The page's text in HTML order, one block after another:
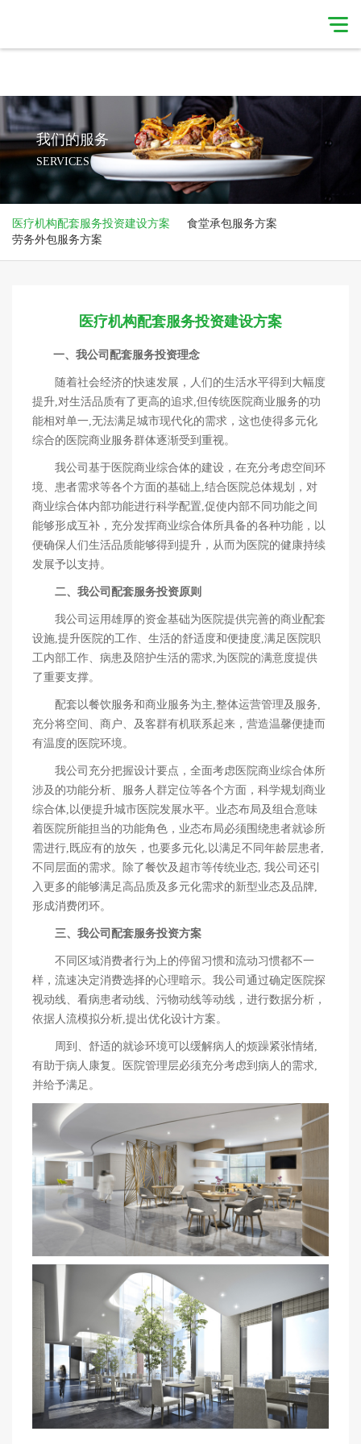
星空体育·（中国）官方网站
官方网站-
XINGKONG
SPORTS
集团简介
我们的服务 我们的优势
新闻简讯 合作伙伴
我们的服务
SERVICES
医疗机构配套服务投资建设方案
食堂承包服务方案
劳务外包服务方案
医疗机构配套服务投资建设方案
一、我公司配套服务投资理念
随着社会经济的快速发展，人们的生活水平得到大幅度
提升,对生活品质有了更高的追求,但传统医院商业服务的功
能相对单一,无法满足城市现代化的需求，这也使得多元化
综合的医院商业服务群体逐渐受到重视。
我公司基于医院商业综合体的建设，在充分考虑空间环
境、患者需求等各个方面的基础上,结合医院总体规划，对
商业综合体内部功能进行科学配置,促使内部不同功能之间
能够形成互补，充分发挥商业综合体所具备的各种功能，以
便确保人们生活品质能够得到提升，从而为医院的健康持续
发展予以支持。
二、我公司配套服务投资原则
我公司运用雄厚的资金基础为医院提供完善的商业配套
设施,提升医院的工作、生活的舒适度和便捷度,满足医院职
工内部工作、病患及陪护生活的需求,为医院的满意度提供
了重要支撑。
配套以餐饮服务和商业服务为主,整体运营管理及服务,
充分将空间、商户、及客群有机联系起来，营造温馨便捷而
有温度的医院环境。
我公司充分把握设计要点，全面考虑医院商业综合体所
涉及的功能分析、服务人群定位等各个方面，科学规划商业
综合体,以便提升城市医院发展水平。业态布局及组合意味
着医院所能担当的功能角色，业态布局必须围绕患者就诊所
需进行,既应有的放矢，也要多元化,以满足不同年龄层患者,
不同层面的需求。除了餐饮及超市等传统业态, 我公司还引
入更多的能够满足高品质及多元化需求的新型业态及品牌,
形成消费闭环。
三、我公司配套服务投资方案
不同区域消费者行为上的停留习惯和流动习惯都不一
样，流速决定消费选择的心理暗示。我公司通过确定医院探
视动线、看病患者动线、污物动线等动线，进行数据分析，
依据人流模拟分析,提出优化设计方案。
周到、舒适的就诊环境可以缓解病人的烦躁紧张情绪,
有助于病人康复。医院管理层必须充分考虑到病人的需求,
并给予满足。